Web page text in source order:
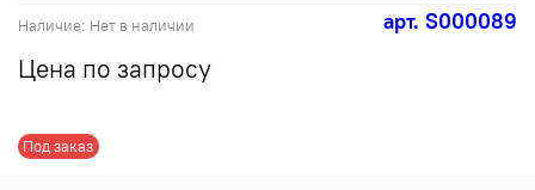
арт. S000089
Наличие: Нет в наличии
Под заказ
Цена по запросу